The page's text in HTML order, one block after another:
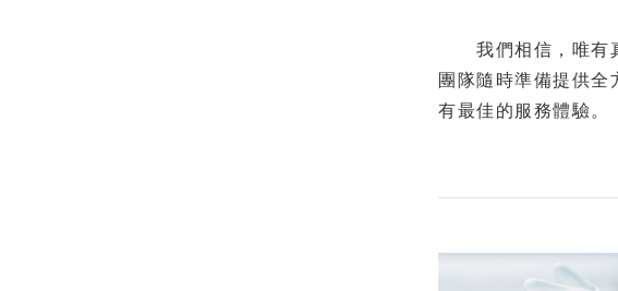
我們相信，唯有真
團隊隨時準備提供
有最佳的服務體驗。